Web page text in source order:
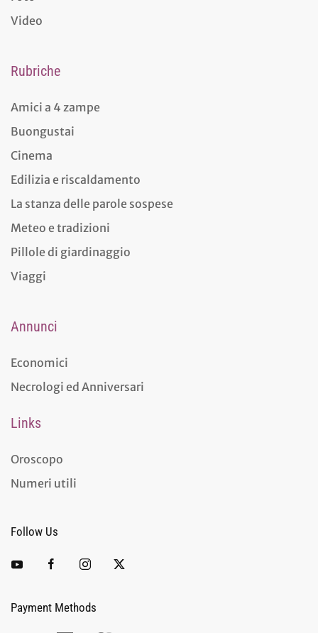
Video
Rubriche
Amici a 4 zampe
Buongustai
Cinema
Edilizia e riscaldamento
La stanza delle parole sospese
Meteo e tradizioni
Pillole di giardinaggio
Viaggi
Annunci
Economici
Necrologi ed Anniversari
Links
Oroscopo
Numeri utili
Follow Us
Payment Methods